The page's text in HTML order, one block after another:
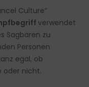
Culture“
verwendet
Sagbaren zu
Personen
egal, ob
oder nicht.